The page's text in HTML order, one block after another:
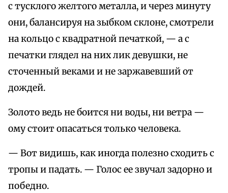
с тусклого желтого металла, и через минуту
они, балансируя на зыбком склоне, смотрели
на кольцо с квадратной печаткой, — а с
печатки глядел на них лик девушки, не
сточенный веками и не заржавевший от
дождей.
Золото ведь не боится ни воды, ни ветра —
ому стоит опасаться только человека.
— Вот видишь, как иногда полезно сходить с
тропы и падать. — Голос ее звучал задорно и
победно.